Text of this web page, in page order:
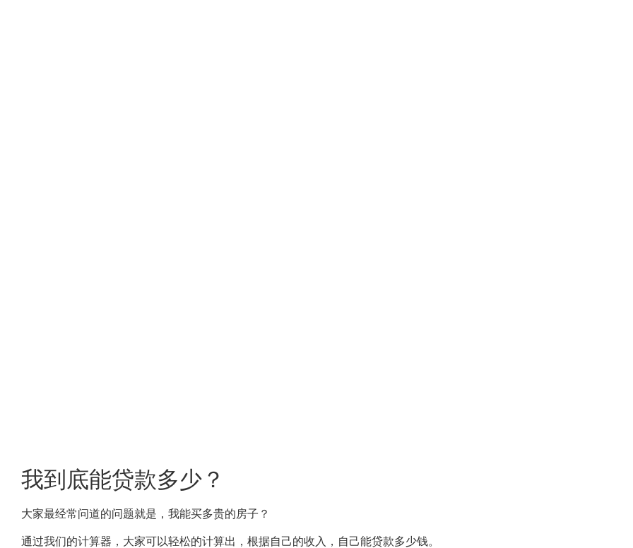
我到底能贷款多少？
大家最经常问道的问题就是，我能买多贵的房子？
通过我们的计算器，大家可以轻松的计算出，根据自己的收入，自己能贷款多少钱。